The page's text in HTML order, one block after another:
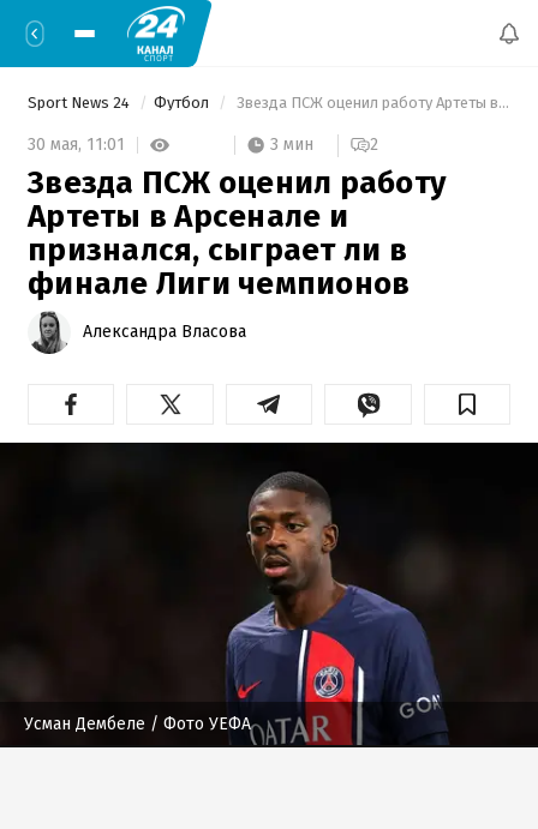
Sport News 24 Футбол Звезда ПСЖ оценил работу Артеты в Арсенале и признался, сыграет ли в финале Лиги чемпионов
30 мая, 11:01 3 мин 2
Звезда ПСЖ оценил работу
Артеты в Арсенале и
признался, сыграет ли в
финале Лиги чемпионов
Александра Власова
Усман Дембеле / Фото УЕФА